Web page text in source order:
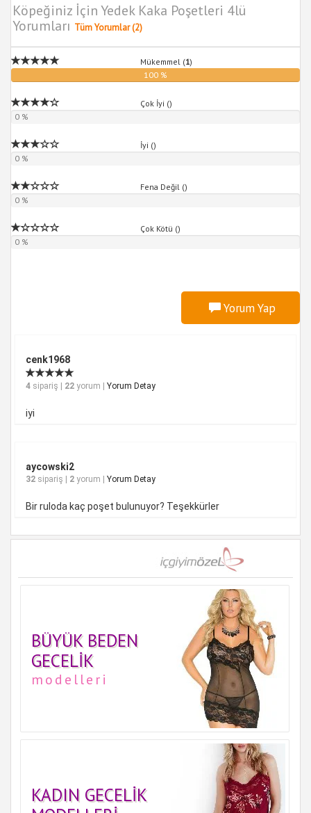
Köpeğiniz İçin Yedek Kaka Poşetleri 4lü
Yorumları Tüm Yorumlar (2)
Mükemmel (1)
100 %
Çok İyi ()
0 %
İyi ()
0 %
Fena Değil ()
0 %
Çok Kötü ()
0 %
Yorum Yap
cenk1968
4 sipariş | 22 yorum | Yorum Detay
iyi
aycowski2
32 sipariş | 2 yorum | Yorum Detay
Bir ruloda kaç poşet bulunuyor? Teşekkürler
BÜYÜK BEDEN
GECELIK
modelleri
KADIN GECELIK